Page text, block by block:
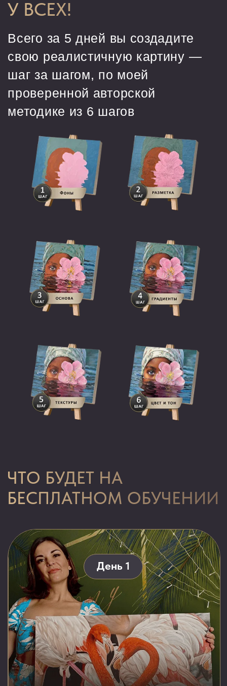
Разбор алгоритма из 6-ти шагов,
который дает реалистичный
Результат:у вас готова разметка
Урок: «Иммунитет
от критики: как
творить без
остановок»
Результат:картина приобретает
объем и форму с помощью цвета.
Мастерство и
ценность работы
Как зарабатывать от 50 000 ₽
за одну работу и стать магнитом
для клиентов.
Урок: «Как создать
свой стиль, который
завоюет сердца
миллионов»
День 2
День 4
Результат:ваша картина
реалистичнее фотографии.
Секрет живой
Первые деньги на картинах даже
с нуля. 5 проверенных способов
найти клиентов.
Урок: «6 золотых ниш:
что рисовать, чтобы
картины отрывали с
руками»
День 3